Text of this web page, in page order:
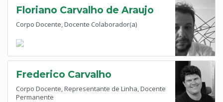
Floriano Carvalho de Araujo
Corpo Docente, Docente Colaborador(a)
Frederico Carvalho
Corpo Docente, Representante de Linha, Docente
Permanente